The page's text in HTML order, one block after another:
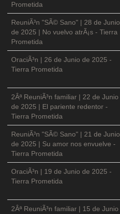
Prometida
ReuniÃ³n "SÃ© Sano" | 28 de Junio
de 2025 | No vuelvo atrÃ¡s - Tierra
Prometida
OraciÃ³n | 26 de Junio de 2025 -
Tierra Prometida
2Âª ReuniÃ³n familiar | 22 de Junio
de 2025 | El pariente redentor -
Tierra Prometida
ReuniÃ³n "SÃ© Sano" | 21 de Junio
de 2025 | Su amor nos envuelve -
Tierra Prometida
OraciÃ³n | 19 de Junio de 2025 -
Tierra Prometida
2Âª ReuniÃ³n familiar | 15 de Junio